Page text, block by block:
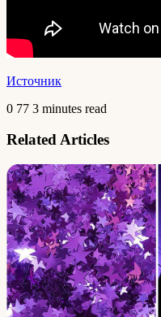
Источник
0 77 3 minutes read
Related Articles